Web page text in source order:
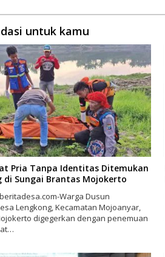
untuk kamu
Pria Tanpa Identitas Ditemukan
di Sungai Brantas Mojokerto
beritadesa.com-Warga Dusun
Lengkong, Kecamatan Mojoanyar,
digegerkan dengan penemuan